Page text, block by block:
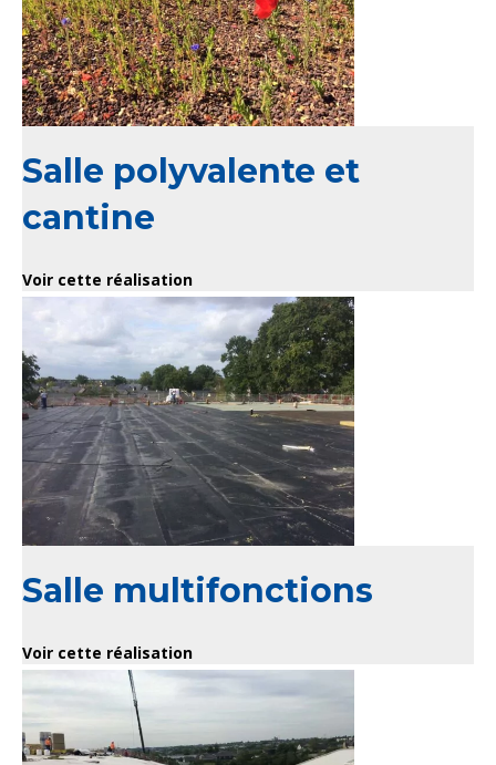
Salle polyvalente et
cantine
Voir cette réalisation
Salle multifonctions
Voir cette réalisation